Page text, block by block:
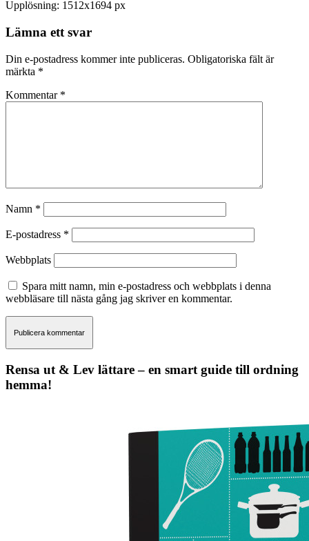
Upplösning: 1512x1694 px
Lämna ett svar
Din e-postadress kommer inte publiceras. Obligatoriska fält är
märkta *
Kommentar *
Namn *
E-postadress *
Webbplats
Spara mitt namn, min e-postadress och webbplats i denna
webbläsare till nästa gång jag skriver en kommentar.
Rensa ut & Lev lättare – en smart guide till ordning
hemma!